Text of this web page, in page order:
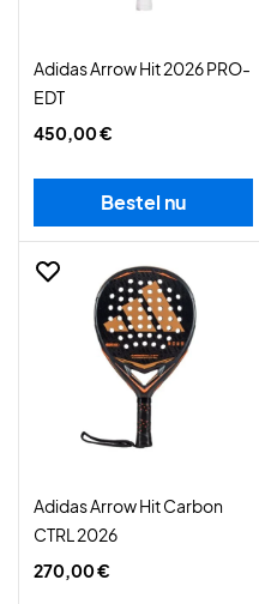
Adidas Arrow Hit 2026 PRO-
EDT
450,00 €
Bestel nu
Adidas Arrow Hit Carbon
CTRL 2026
270,00 €